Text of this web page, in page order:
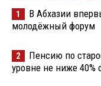
1
В Абхазии
молодёжный форум
2
Пенсию по
уровне не ниже 40%